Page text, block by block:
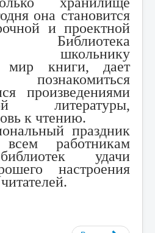
она становится
и проектной
Библиотека
школьнику
мир книги, дает
познакомиться
произведениями
литературы,
к чтению.
праздник
работникам
удачи
настроения